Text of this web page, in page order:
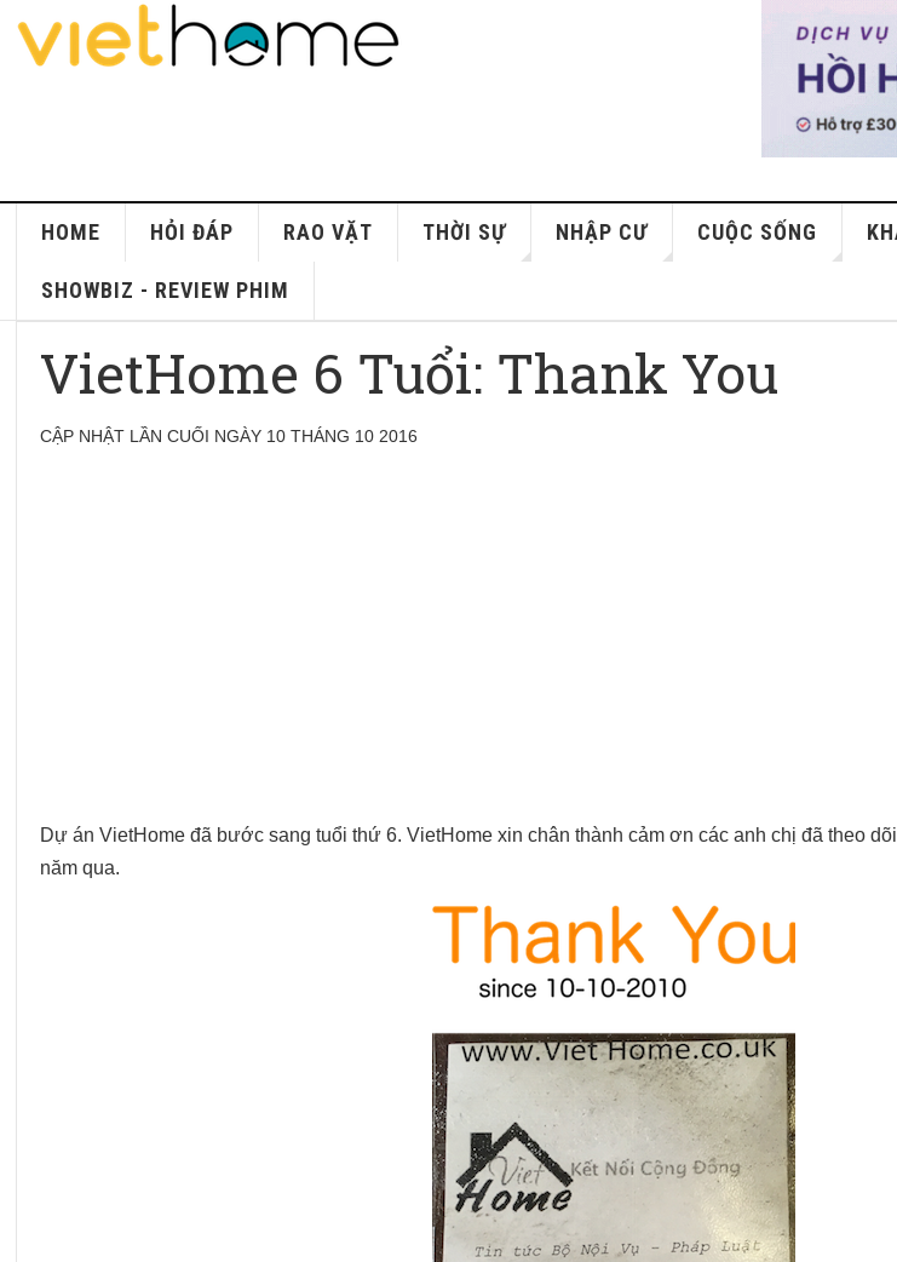
HOME HỎI ĐÁP RAO VẶT THỜI SỰ NHẬP CƯ CUỘC SỐNG
SHOWBIZ - REVIEW PHIM
VietHome 6 Tuổi: Thank You
CẬP NHẬT LẦN CUỐI NGÀY 10 THÁNG 10 2016
Dự án VietHome đã bước sang tuổi thứ 6. VietHome xin chân thành cảm ơn các anh chị đã theo
năm qua.